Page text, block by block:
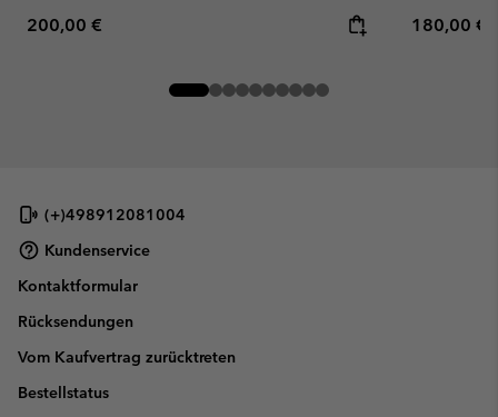
Regular price:
200,00 € Regular
180,00 €
(+)498912081004
Kundenservice
Kontaktformular
Rücksendungen
Vom Kaufvertrag zurücktreten
Bestellstatus